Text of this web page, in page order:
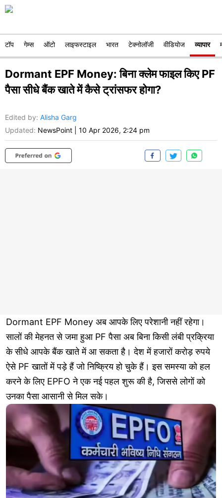
टॉप गेम्स ऑटो लाइफस्टाइल भारत टेक्नोलॉजी वीडियोज व्यापार
Dormant EPF Money: बिना क्लेम फाइल किए PF
पैसा सीधे बैंक खाते में कैसे ट्रांसफर होगा?
Edited by: Alisha Garg
Updated: NewsPoint 10 Apr 2026, 2:24 pm
Dormant EPF Money अब आपके लिए परेशानी नहीं रहेगा।
सालों की मेहनत से जमा हुआ PF पैसा अब बिना किसी लंबी प्रक्रिया
के सीधे आपके बैंक खाते में आ सकता है। देश में हजारों करोड़ रुपये
ऐसे PF खातों में पड़े हैं जो निष्क्रिय हो चुके हैं। इस समस्या को हल
करने के लिए EPFO ने एक नई पहल शुरू की है, जिससे लोगों को
उनका पैसा आसानी से मिल सके।